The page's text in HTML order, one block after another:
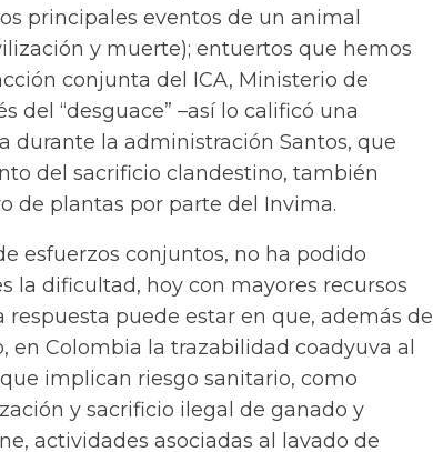
principales eventos de un animal
y muerte); entuertos que hemos
conjunta del ICA, Ministerio de
del “desguace” –así lo calificó una
durante la administración Santos, que
del sacrificio clandestino, también
de plantas por parte del Invima.
esfuerzos conjuntos, no ha podido
la dificultad, hoy con mayores recursos
respuesta puede estar en que, además de
Colombia la trazabilidad coadyuva al
implican riesgo sanitario, como
y sacrificio ilegal de ganado y
actividades asociadas al lavado de